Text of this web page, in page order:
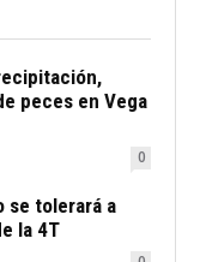
peces en Vega
0
se tolerará a
la 4T